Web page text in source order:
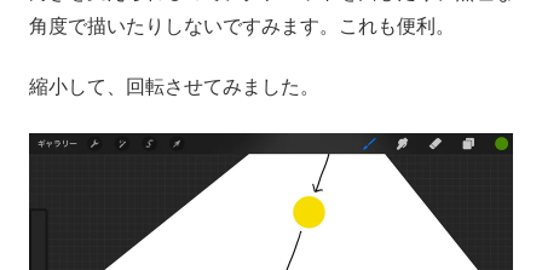
角度で描いたりしないですみます。これも便利。
縮小して、回転させてみました。